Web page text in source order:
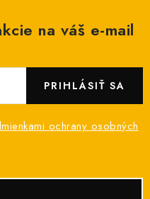
na váš e-mail
ochrany osobných
PRIHLÁSIŤ SA